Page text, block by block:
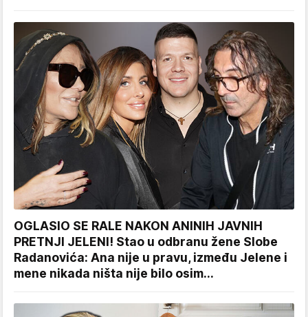
OGLASIO SE RALE NAKON ANINIH JAVNIH
PRETNJI JELENI! Stao u odbranu žene Slobe
Radanovića: Ana nije u pravu, između Jelene i
mene nikada ništa nije bilo osim...